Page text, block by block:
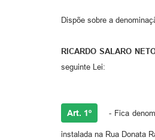
Dispõe sobre a
RICARDO SALARO
seguinte Lei:
Art. 1º - Fica
instalada na Rua Donata